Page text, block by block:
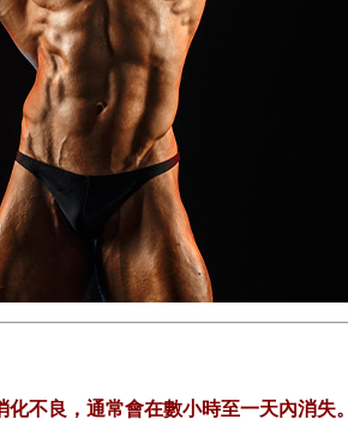
不良，通常會在數小時至一天內消